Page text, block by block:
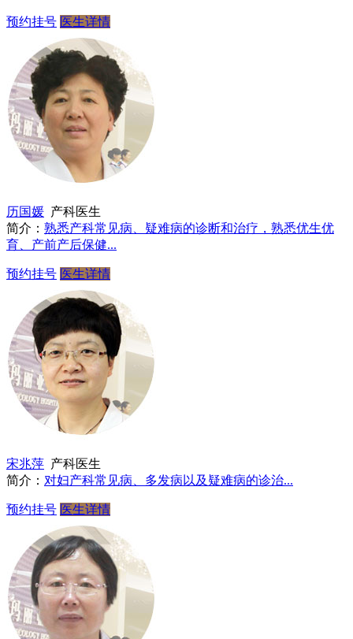
预约挂号 医生详情
历国媛 产科医生
简介： 熟悉产科常见病、疑难病的诊断和治疗，熟悉优生优
育、产前产后保健...
预约挂号 医生详情
宋兆萍 产科医生
简介： 对妇产科常见病、多发病以及疑难病的诊治...
预约挂号 医生详情